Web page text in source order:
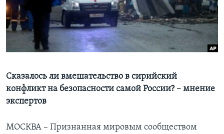
Learning English
СОЦИАЛЬНЫЕ СЕТИ
Языки
Сказалось ли вмешательство в сирийский
конфликт на безопасности самой России? – мнение
экспертов
МОСКВА – Признанная мировым сообществом